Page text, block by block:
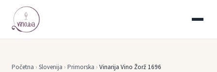
Početna › Slovenija › Primorska › Vinarija Vino Žorž 1696